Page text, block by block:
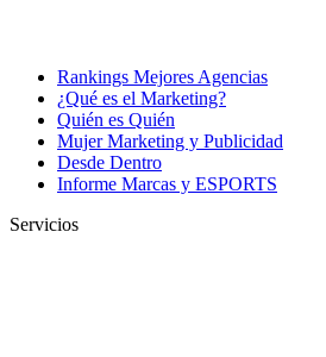
Rankings Mejores Agencias
¿Qué es el Marketing?
Quién es Quién
Mujer Marketing y Publicidad
Desde Dentro
Informe Marcas y ESPORTS
Servicios